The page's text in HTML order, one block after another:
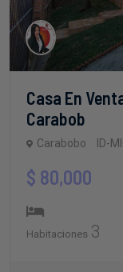
Casa En
Carabob
Carabobo ID-
$ 80,000
Habitaciones 3